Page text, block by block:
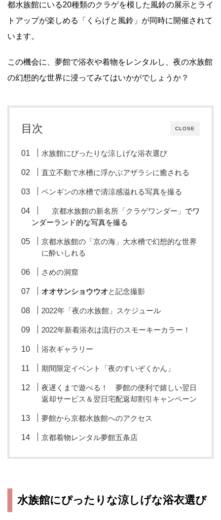
都水族館にいる20種類のクラゲを模した風鈴の展示とライ
トアップが楽しめる「くらげと風鈴」が同時に開催されて
います。
この機会に、夢館で浴衣や着物をレンタルし、夜の水族館
の幻想的な世界に浸ってみてはいかがでしょうか？
CLOSE
目次
水族館にぴったりな涼しげな浴衣選び
直立不動で水槽に浮かぶアザラシに癒される
ペンギンの水槽で清涼感溢れる写真を撮る
京都水族館の新名所「クラゲワンダー」 でワ
ンダーランド的な写真を撮る
京都水族館の「京の海」大水槽で幻想的な世界
に酔いしれる
さめの洞窟
オオサンショウウオと記念撮影
2022年「夜の水族館」スケジュール
2022年新着浴衣は流行のスモーキーカラー！
浴衣ギャラリー
期間限定イベント「夜のすいぞくかん」
夜遅くまで遊べる！ 夢館の便利で嬉しい翌日
返却サービス＆翌日宅配返却割引キャンペーン
夢館から京都水族館へのアクセス
京都着物レンタル夢館五条店
水族館にぴったりな涼しげな浴衣選び